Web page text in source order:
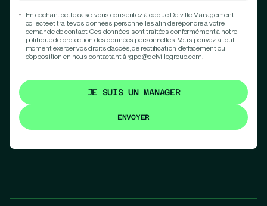
En cochant cette case, vous consentez à ce que Delville Management
collecte et traite vos données personnelles afin de répondre à votre
demande de contact. Ces données sont traitées conformément à notre
politique de protection des données personnelles. Vous pouvez à tout
moment exercer vos droits d’accès, de rectification, d’effacement ou
d’opposition en nous contactant à rgpd@delvillegroup.com.
JE SUIS UN MANAGER